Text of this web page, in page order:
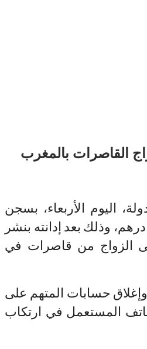
القاصرات بالمغرب
اليوم الأربعاء، بسجن
وذلك بعد إدانته بنشر
الزواج من قاصرات في
حسابات المتهم على
المستعمل في ارتكاب